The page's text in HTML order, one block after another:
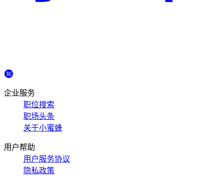
企业服务
职位搜索
职场头条
关于小蜜蜂
用户帮助
用户服务协议
隐私政策